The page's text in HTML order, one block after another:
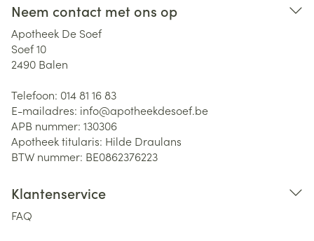
Neem contact met ons op
Apotheek De Soef
Soef 10
2490 Balen
Telefoon: 014 81 16 83
E-mailadres: info@apotheekdesoef.be
APB nummer: 130306
Apotheek titularis: Hilde Draulans
BTW nummer: BE0862376223
Klantenservice
FAQ